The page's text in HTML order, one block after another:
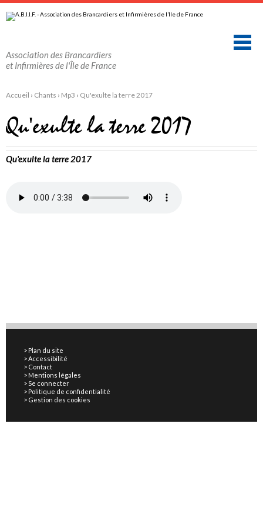
au
contenu.
navigation
personnels
Association des Brancardiers
et Infirmières de l'Île de France
Accueil › Chants › Mp3 › Qu'exulte la terre 2017
Qu'exulte la terre 2017
Qu'exulte la terre 2017
Plan du site
Accessibilité
Contact
Mentions légales
Se connecter
Politique de confidentialité
Gestion des cookies